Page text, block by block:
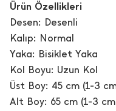
Ürün Özellikleri
Desen: Desenli
Kalıp: Normal
Yaka: Bisiklet Yaka
Kol Boyu: Uzun Kol
Üst Boy: 45 cm (1-3
Alt Boy: 65 cm (1-3